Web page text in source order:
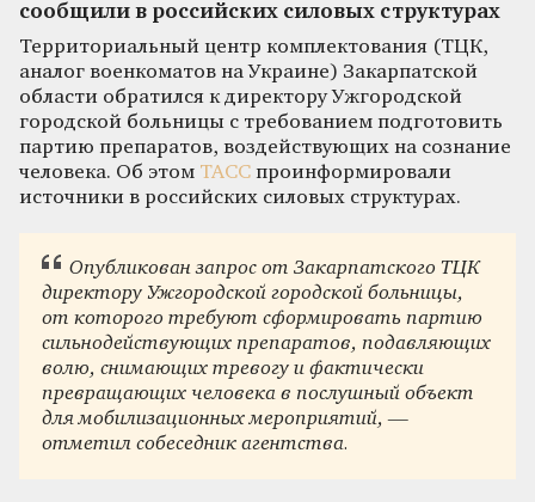
сообщили в российских силовых структурах
Территориальный центр комплектования (ТЦК,
аналог военкоматов на Украине) Закарпатской
области обратился к директору Ужгородской
городской больницы с требованием подготовить
партию препаратов, воздействующих на сознание
человека. Об этом ТАСС проинформировали
источники в российских силовых структурах.
Опубликован запрос от Закарпатского ТЦК
директору Ужгородской городской больницы,
от которого требуют сформировать партию
сильнодействующих препаратов, подавляющих
волю, снимающих тревогу и фактически
превращающих человека в послушный объект
для мобилизационных мероприятий, —
отметил собеседник агентства.